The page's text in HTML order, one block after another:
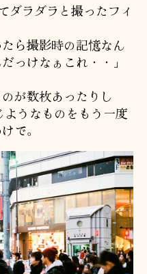
ダラダラと撮ったフィ
ら撮影時の記憶なん
っけなぁこれ・・」
が数枚あったりし
うなものをもう一度
で。